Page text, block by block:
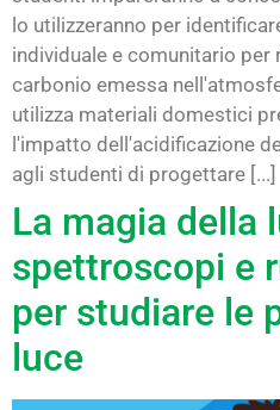
lo utilizzeranno per
individuale e comunitario per
carbonio emessa
utilizza materiali domestici
l'impatto dell'acidificazione
agli studenti di progettare [...]
La magia della
spettroscopi e
per studiare le
luce